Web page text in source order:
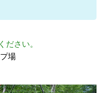
さい。
場